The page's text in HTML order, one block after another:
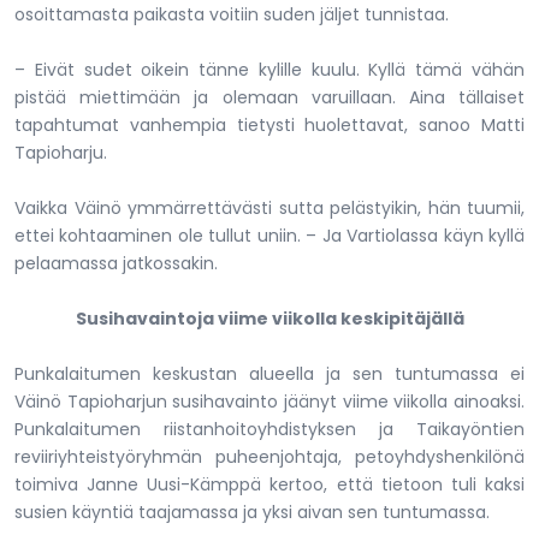
osoittamasta paikasta voitiin suden jäljet tunnistaa.
– Eivät sudet oikein tänne kylille kuulu. Kyllä tämä vähän
pistää miettimään ja olemaan varuillaan. Aina tällaiset
tapahtumat vanhempia tietysti huolettavat, sanoo Matti
Tapioharju.
Vaikka Väinö ymmärrettävästi sutta pelästyikin, hän tuumii,
ettei kohtaaminen ole tullut uniin. – Ja Vartiolassa käyn kyllä
pelaamassa jatkossakin.
Susihavaintoja viime viikolla keskipitäjällä
Punkalaitumen keskustan alueella ja sen tuntumassa ei
Väinö Tapioharjun susihavainto jäänyt viime viikolla ainoaksi.
Punkalaitumen riistanhoitoyhdistyksen ja Taikayöntien
reviiriyhteistyöryhmän puheenjohtaja, petoyhdyshenkilönä
toimiva Janne Uusi-Kämppä kertoo, että tietoon tuli kaksi
susien käyntiä taajamassa ja yksi aivan sen tuntumassa.